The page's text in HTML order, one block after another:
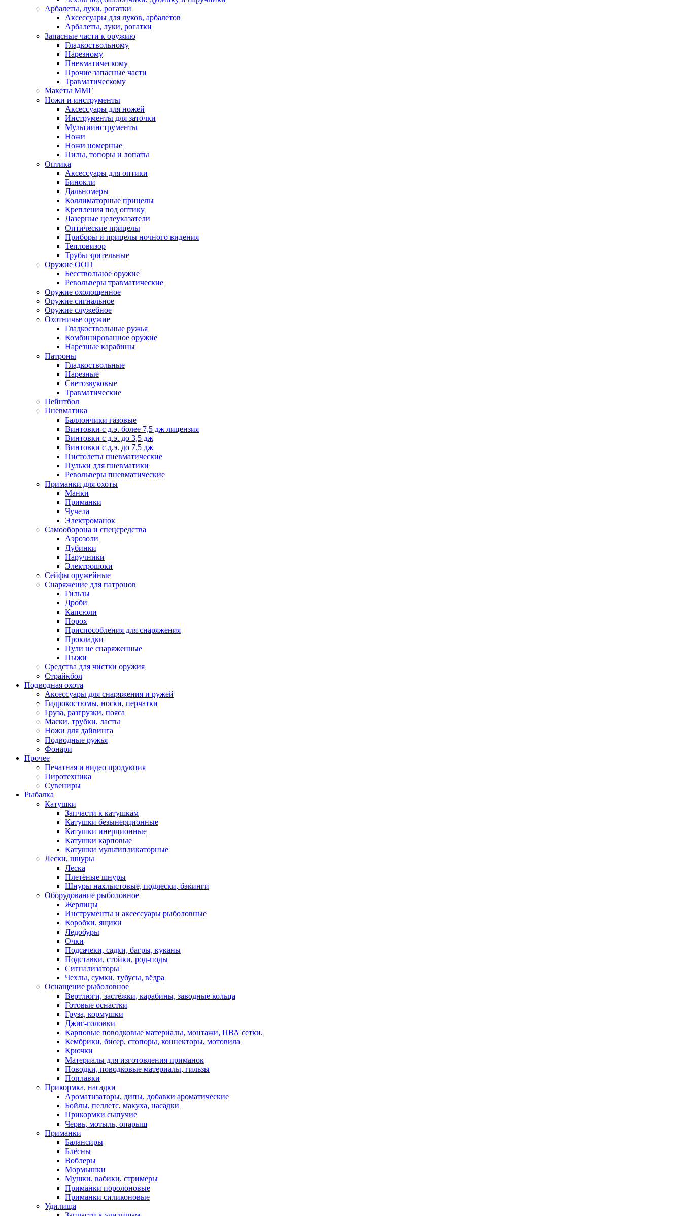
Арбалеты, луки, рогатки
Аксессуары для луков, арбалетов
Арбалеты, луки, рогатки
Запасные части к оружию
Гладкоствольному
Нарезному
Пневматическому
Прочие запасные части
Травматическому
Макеты ММГ
Ножи и инструменты
Аксессуары для ножей
Инструменты для заточки
Мультиинструменты
Ножи
Ножи номерные
Пилы, топоры и лопаты
Оптика
Аксессуары для оптики
Бинокли
Дальномеры
Коллиматорные прицелы
Крепления под оптику
Лазерные целеуказатели
Оптические прицелы
Приборы и прицелы ночного видения
Тепловизор
Трубы зрительные
Оружие ООП
Бесствольное оружие
Револьверы травматические
Оружие охолощенное
Оружие сигнальное
Оружие служебное
Охотничье оружие
Гладкоствольные ружья
Комбинированное оружие
Нарезные карабины
Патроны
Гладкоствольные
Нарезные
Светозвуковые
Травматические
Пейнтбол
Пневматика
Баллончики газовые
Винтовки с д.э. более 7,5 дж лицензия
Винтовки с д.э. до 3,5 дж
Винтовки с д.э. до 7,5 дж
Пистолеты пневматические
Пульки для пневматики
Револьверы пневматические
Приманки для охоты
Манки
Приманки
Чучела
Электроманок
Самооборона и спецсредства
Аэрозоли
Дубинки
Наручники
Электрошоки
Сейфы оружейные
Снаряжение для патронов
Гильзы
Дроби
Капсюли
Порох
Приспособления для снаряжения
Прокладки
Пули не снаряженные
Пыжи
Средства для чистки оружия
Страйкбол
Подводная охота
Аксессуары для снаряжения и ружей
Гидрокостюмы, носки, перчатки
Груза, разгрузки, пояса
Маски, трубки, ласты
Ножи для дайвинга
Подводные ружья
Фонари
Прочее
Печатная и видео продукция
Пиротехника
Сувениры
Рыбалка
Катушки
Запчасти к катушкам
Катушки безынерционные
Катушки инерционные
Катушки карповые
Катушки мультипликаторные
Лески, шнуры
Леска
Плетёные шнуры
Шнуры нахлыстовые, подлески, бэкинги
Оборудование рыболовное
Жерлицы
Инструменты и аксессуары рыболовные
Коробки, ящики
Ледобуры
Очки
Подсачеки, садки, багры, куканы
Подставки, стойки, род-поды
Сигнализаторы
Чехлы, сумки, тубусы, вёдра
Оснащение рыболовное
Вертлюги, застёжки, карабины, заводные кольца
Готовые оснастки
Груза, кормушки
Джиг-головки
Карповые поводковые материалы, монтажи, ПВА сетки.
Кембрики, бисер, стопоры, коннекторы, мотовила
Крючки
Материалы для изготовления приманок
Поводки, поводковые материалы, гильзы
Поплавки
Прикормка, насадки
Ароматизаторы, дипы, добавки ароматические
Бойлы, пеллетс, макуха, насадки
Прикормки сыпучие
Червь, мотыль, опарыш
Приманки
Балансиры
Блёсны
Воблеры
Мормышки
Мушки, вабики, стримеры
Приманки поролоновые
Приманки силиконовые
Удилища